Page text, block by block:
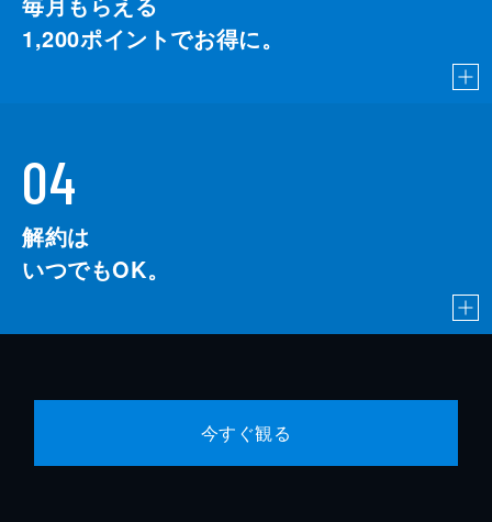
1,200ポイントでお得に。
04
解約は
いつでもOK。
今すぐ観る